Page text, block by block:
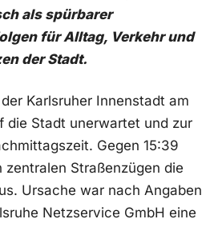
als spürbarer
für Alltag, Verkehr und
der Stadt.
Karlsruher Innenstadt am
die Stadt unerwartet und zur
Gegen 15:39
zentralen Straßenzügen die
Ursache war nach Angaben
Netzservice GmbH eine